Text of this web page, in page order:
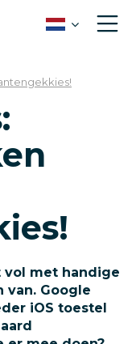
vol met handige
van. Google
iOS toestel